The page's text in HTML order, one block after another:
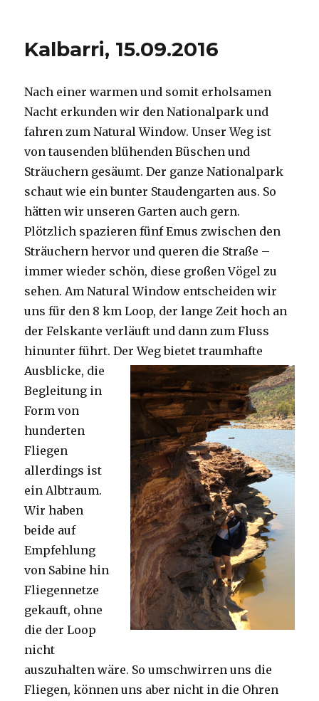
Kalbarri, 15.09.2016
Nach einer warmen und somit erholsamen
Nacht erkunden wir den Nationalpark und
fahren zum Natural Window. Unser Weg ist
von tausenden blühenden Büschen und
Sträuchern gesäumt. Der ganze Nationalpark
schaut wie ein bunter Staudengarten aus. So
hätten wir unseren Garten auch gern.
Plötzlich spazieren fünf Emus zwischen den
Sträuchern hervor und queren die Straße –
immer wieder schön, diese großen Vögel zu
sehen. Am Natural Window entscheiden wir
uns für den 8 km Loop, der lange Zeit hoch an
der Felskante verläuft und dann zum Fluss
hinunter führt. Der Weg bietet traumhafte
Ausblicke, die
Begleitung in
Form von
hunderten
Fliegen
allerdings ist
ein Albtraum.
Wir haben
beide auf
Empfehlung
von Sabine hin
Fliegennetze
gekauft, ohne
die der Loop
nicht
auszuhalten wäre. So umschwirren uns die
Fliegen, können uns aber nicht in die Ohren